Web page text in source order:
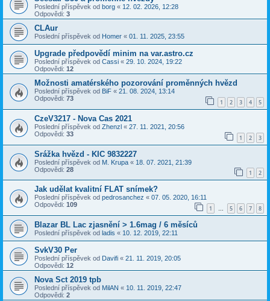
Poslední příspěvek od borg « 12. 02. 2026, 12:28
Odpovědi: 3
CLAur
Poslední příspěvek od Homer « 01. 11. 2025, 23:55
Upgrade předpovědí minim na var.astro.cz
Poslední příspěvek od Cassi « 29. 10. 2024, 19:22
Odpovědi: 12
Možnosti amatérského pozorování proměnných hvězd
Poslední příspěvek od BiF « 21. 08. 2024, 13:14
Odpovědi: 73 1 2 3 4 5
CzeV3217 - Nova Cas 2021
Poslední příspěvek od Zhenzl « 27. 11. 2021, 20:56
Odpovědi: 33 1 2 3
Srážka hvězd - KIC 9832227
Poslední příspěvek od M. Krupa « 18. 07. 2021, 21:39
Odpovědi: 28 1 2
Jak udělat kvalitní FLAT snímek?
Poslední příspěvek od pedrosanchez « 07. 05. 2020, 16:11
Odpovědi: 109 1 … 5 6 7 8
Blazar BL Lac zjasnění > 1.6mag / 6 měsíců
Poslední příspěvek od ladis « 10. 12. 2019, 22:11
SvkV30 Per
Poslední příspěvek od Davifi « 21. 11. 2019, 20:05
Odpovědi: 12
Nova Sct 2019 tpb
Poslední příspěvek od MilAN « 10. 11. 2019, 22:47
Odpovědi: 2